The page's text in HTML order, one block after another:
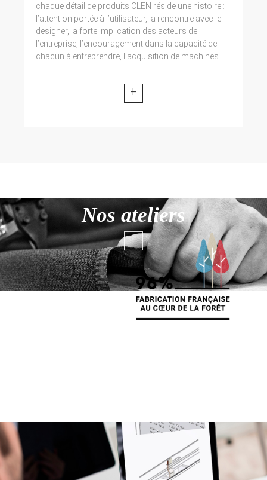
chaque détail de produits CLEN réside une histoire :
l’attention portée à l’utilisateur, la rencontre avec le
designer, la forte implication des acteurs de
l’entreprise, l’encouragement dans la capacité de
chacun à entreprendre, l’acquisition de machines...
+
Nos ateliers
+